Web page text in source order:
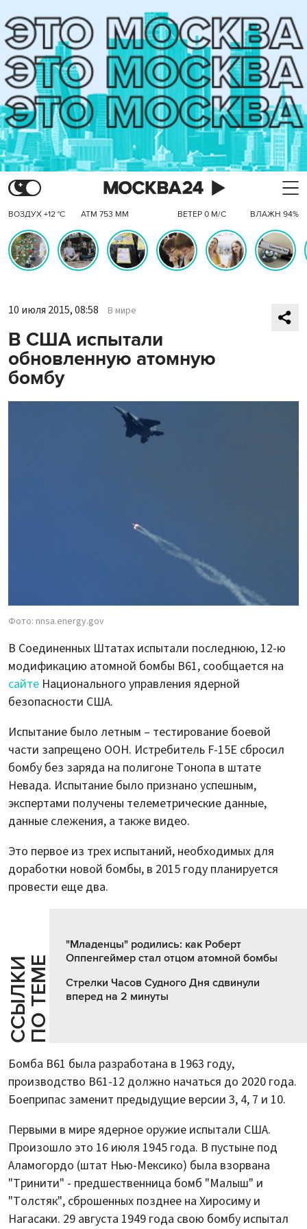
ВОЗДУХ +12 °C АТМ 753 ММ ВЕТЕР 0 М/С ВЛАЖН 94%
10 июля 2015, 08:58 В мире
В США испытали
обновленную атомную
бомбу
Фото: nnsa.energy.gov
В Соединенных Штатах испытали последнюю, 12-ю
модификацию атомной бомбы B61, сообщается на
сайте Национального управления ядерной
безопасности США.
Испытание было летным – тестирование боевой
части запрещено ООН. Истребитель F-15E сбросил
бомбу без заряда на полигоне Тонопа в штате
Невада. Испытание было признано успешным,
экспертами получены телеметрические данные,
данные слежения, а также видео.
Это первое из трех испытаний, необходимых для
доработки новой бомбы, в 2015 году планируется
провести еще два.
С
С
Ы
Л
К
И
П
О
Т
Е
МЕ
"Младенцы" родились: как Роберт
Оппенгеймер стал отцом атомной бомбы
Стрелки Часов Судного Дня сдвинули
вперед на 2 минуты
Бомба B61 была разработана в 1963 году,
производство B61-12 должно начаться до 2020 года.
Боеприпас заменит предыдущие версии 3, 4, 7 и 10.
Первыми в мире ядерное оружие испытали США.
Произошло это 16 июля 1945 года. В пустыне под
Аламогордо (штат Нью-Мексико) была взорвана
"Тринити" - предшественница бомб "Малыш" и
"Толстяк", сброшенных позднее на Хиросиму и
Нагасаки. 29 августа 1949 года свою бомбу испытал